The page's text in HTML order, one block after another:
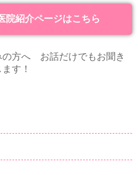
院紹介ページはこちら
の方へ お話だけでもお聞き
す！